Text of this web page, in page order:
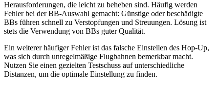
Herausforderungen, die leicht zu beheben sind. Häufig werden
Fehler bei der BB-Auswahl gemacht: Günstige oder beschädigte
BBs führen schnell zu Verstopfungen und Streuungen. Lösung ist
stets die Verwendung von BBs guter Qualität.
Ein weiterer häufiger Fehler ist das falsche Einstellen des Hop-Up,
was sich durch unregelmäßige Flugbahnen bemerkbar macht.
Nutzen Sie einen gezielten Testschuss auf unterschiedliche
Distanzen, um die optimale Einstellung zu finden.